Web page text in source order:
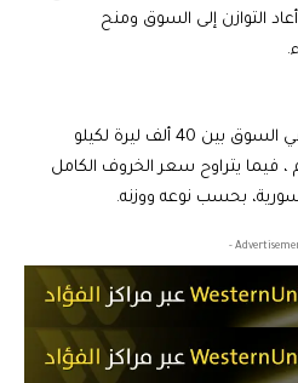
التوازن إلى السوق ومنح
وتتراوح أسعار المواشي القائم في السوق بين 40 ألف ليرة لكيلو
الغنم ، فيما يتراوح سعر الخروف الكامل
بحسب نوعه ووزنه.